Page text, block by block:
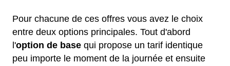
Pour chacune de ces offres vous avez le choix
entre deux options principales. Tout d'abord
l'option de base qui propose un tarif identique
peu importe le moment de la journée et ensuite